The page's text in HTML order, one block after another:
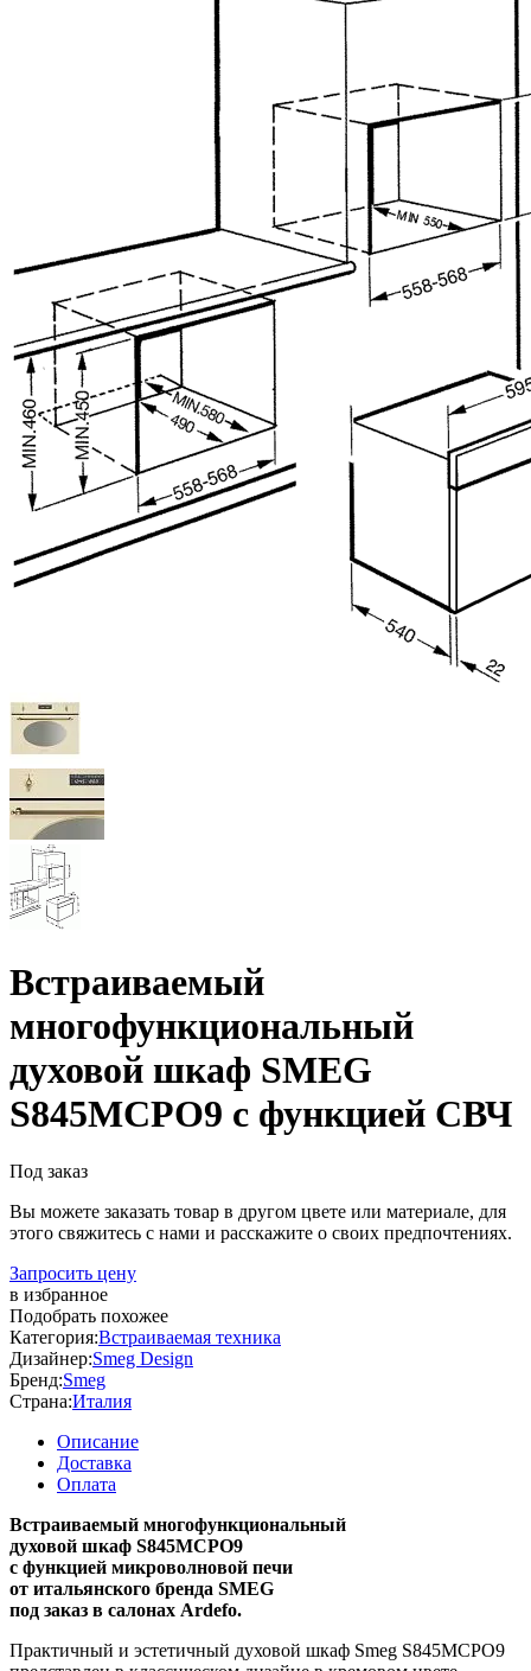
Встраиваемый
многофункциональный
духовой шкаф SMEG
S845MCPO9 с функцией СВЧ
Под заказ
Вы можете заказать товар в другом цвете или материале, для
этого свяжитесь с нами и расскажите о своих предпочтениях.
Запросить цену
в избранное
Подобрать похожее
Категория:Встраиваемая техника
Дизайнер:Smeg Design
Бренд:Smeg
Страна:Италия
Описание
Доставка
Оплата
Встраиваемый многофункциональный
духовой шкаф S845MCPO9
с функцией микроволновой печи
от итальянского бренда SMEG
под заказ в салонах Ardefo.
Практичный и эстетичный духовой шкаф Smeg S845MCPO9